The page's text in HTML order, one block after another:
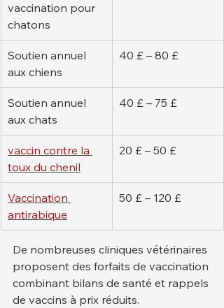
vaccination pour
chatons
Soutien annuel
aux chiens
40 £ – 80 £
Soutien annuel
aux chats
40 £ – 75 £
vaccin contre la
toux du chenil
20 £ – 50 £
Vaccination
antirabique
50 £ – 120 £
De nombreuses cliniques vétérinaires
proposent des forfaits de vaccination
combinant bilans de santé et rappels
de vaccins à prix réduits.